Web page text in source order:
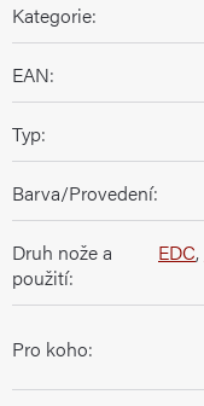
Kategorie:
EAN:
Typ:
Barva/Provedení:
Druh nože a
použití:
EDC,
Pro koho: